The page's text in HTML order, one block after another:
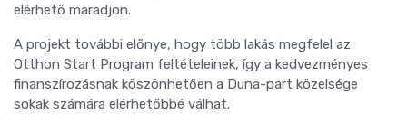
elérhető maradjon.
A projekt további előnye, hogy több lakás megfelel az
Otthon Start Program feltételeinek, így a kedvezményes
finanszírozásnak köszönhetően a Duna-part közelsége
sokak számára elérhetőbbé válhat.